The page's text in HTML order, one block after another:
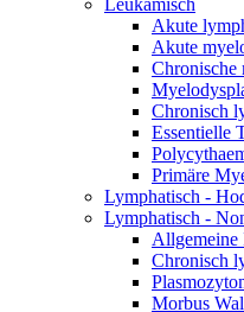
Akute
Akute
Chronische
Chronisch
Essentielle
Primäre
Lymphatisch -
Lymphatisch -
Allgemeine
Chronisch
Morbus